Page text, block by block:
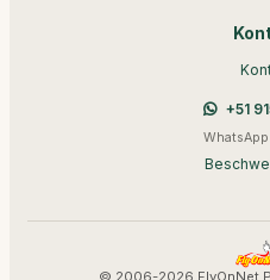
+51
WhatsApp
© 2006-2026 FlyOnNet